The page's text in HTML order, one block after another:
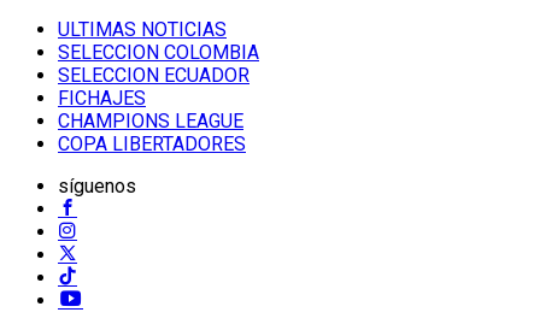
ULTIMAS NOTICIAS
SELECCION COLOMBIA
SELECCION ECUADOR
FICHAJES
CHAMPIONS LEAGUE
COPA LIBERTADORES
síguenos